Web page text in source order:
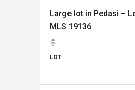
Large lot in Pedasi –
MLS 19136
LOT